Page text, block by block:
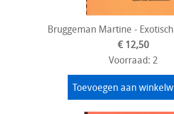
Bruggeman Martine -
€ 12,50
Voorraad: 2
Toevoegen aan